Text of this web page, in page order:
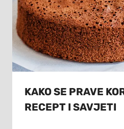
KAKO SE PRAVE
RECEPT I SAVJETI